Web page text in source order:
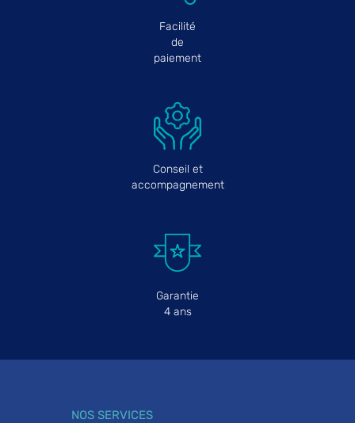
Facilité
de
paiement
Conseil et
accompagnement
Garantie
4 ans
NOS SERVICES